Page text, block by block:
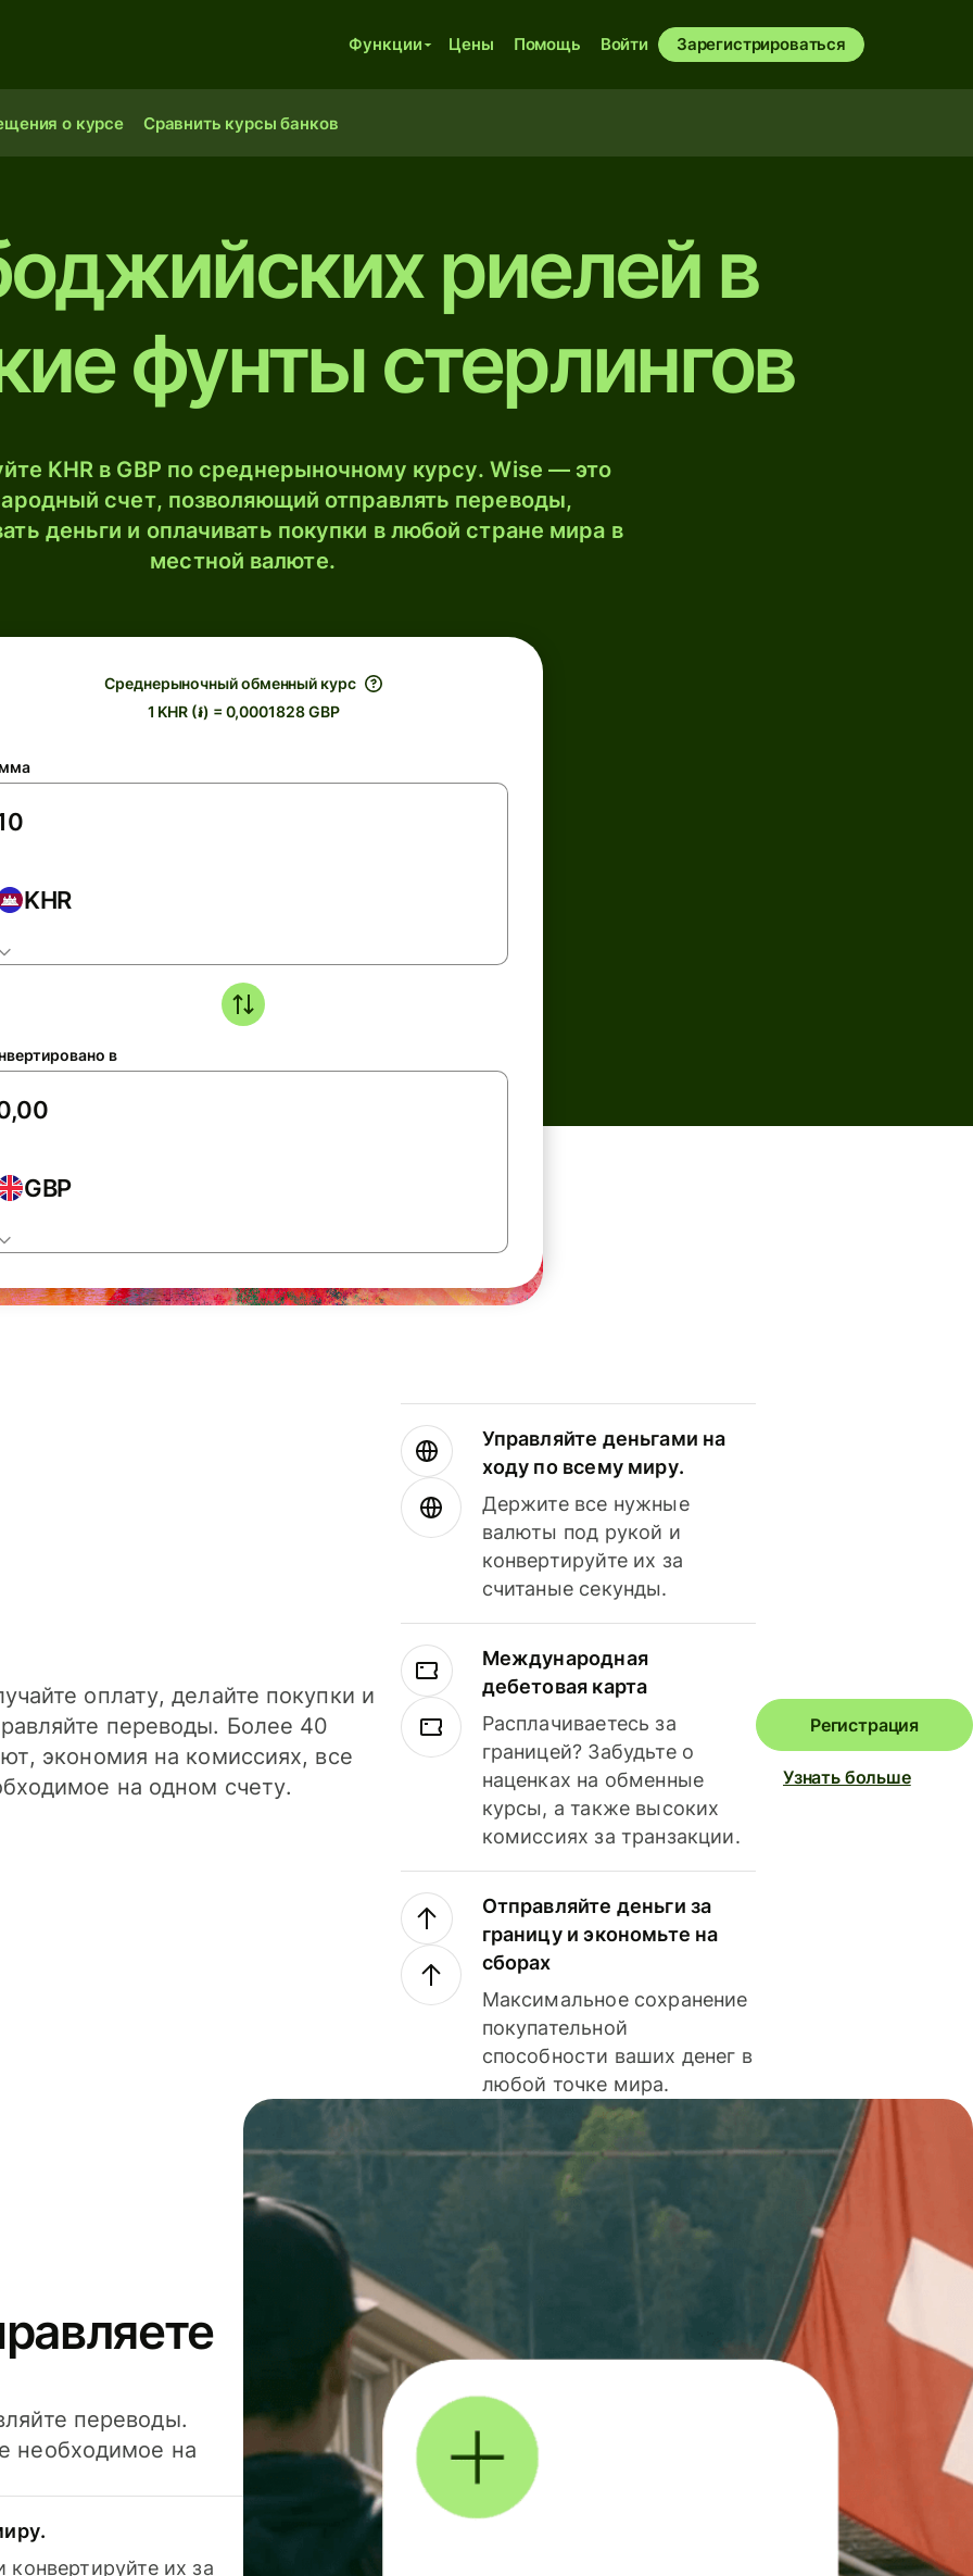
Функции Цены Помощь Войти Зарегистрироваться
о курсе Сравнить курсы банков
риелей в
фунты стерлингов
KHR в GBP по среднерыночному курсу. Wise — это
счет, позволяющий отправлять переводы,
деньги и оплачивать покупки в любой стране мира в
местной валюте.
Среднерыночный обменный курс
1 KHR (៛) = 0,0001828 GBP
KHR
в
GBP
оплату, делайте покупки и
переводы. Более 40
экономия на комиссиях, все
на одном счету.
Управляйте деньгами на
ходу по всему миру.
Держите все нужные
валюты под рукой и
конвертируйте их за
считаные секунды.
Международная
дебетовая карта
Расплачиваетесь за
границей? Забудьте о
наценках на обменные
курсы, а также высоких
комиссиях за транзакции.
Отправляйте деньги за
границу и экономьте на
сборах
Максимальное сохранение
покупательной
способности ваших денег в
любой точке мира.
Регистрация
Узнать больше
переводы.
необходимое на
их за